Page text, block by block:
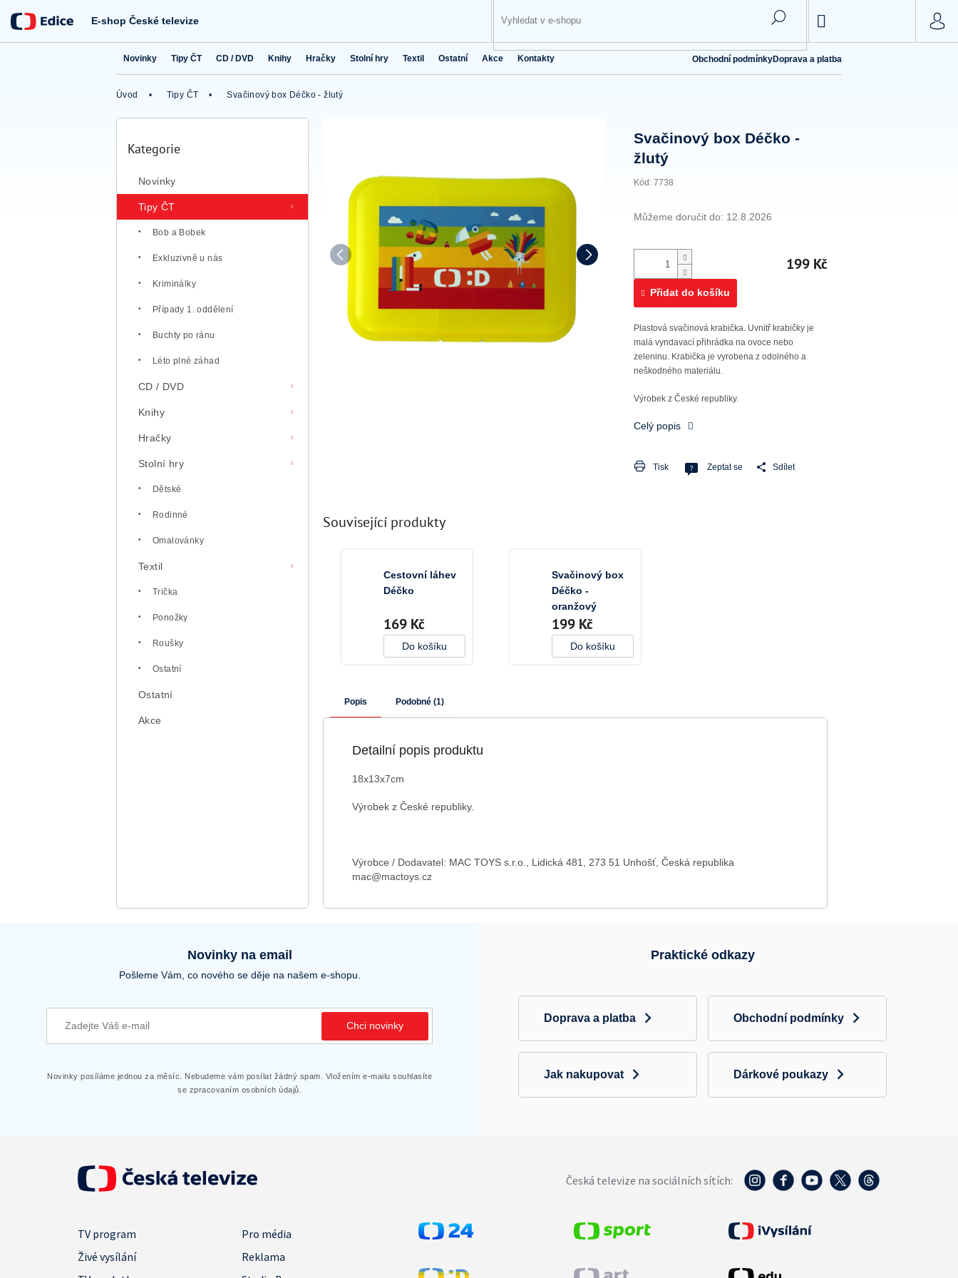
obsah
E-shop České televize
NÁKUPNÍ
KOŠÍK
Novinky Tipy ČT CD / DVD Knihy Hračky Stolní hry Textil Ostatní Akce Kontakty Obchodní podmínkyDoprava a platba
Úvod Tipy ČT Svačinový box Déčko - žlutý
P
n
Přeskočit
Kategorie
Novinky
Tipy ČT
Bob a Bobek
Exkluzivně u nás
Kriminálky
Případy 1. oddělení
Buchty po ránu
Léto plné záhad
CD / DVD
Knihy
Hračky
Stolní hry
Dětské
Rodinné
Omalovánky
Textil
Trička
Ponožky
Roušky
Ostatní
Ostatní
Akce
Svačinový box Déčko -
žlutý
Kód: 7738
Můžeme doručit do: 12.8.2026
199 Kč
Přidat do košíku
Plastová svačinová krabička. Uvnitř krabičky je
malá vyndavací přihrádka na ovoce nebo
zeleninu. Krabička je vyrobena z odolného a
neškodného materiálu.
Výrobek z České republiky.
Celý popis
Tisk Zeptat se Sdílet
Související produkty
Cestovní láhev
Déčko
169 Kč
Do košíku
Svačinový box
Déčko -
oranžový
199 Kč
Do košíku
Popis Podobné (1)
Detailní popis produktu
18x13x7cm
Výrobek z České republiky.
Výrobce / Dodavatel: MAC TOYS s.r.o., Lidická 481, 273 51 Unhošť, Česká republika
mac@mactoys.cz
Novinky na email
Pošleme Vám, co nového se děje na našem e-shopu.
Chci novinky
Novinky posíláme jednou za měsíc. Nebudeme vám posílat žádný spam. Vložením e-mailu souhlasíte
se zpracovaním osobních údajů.
Praktické odkazy
Doprava a platba Obchodní podmínky
Jak nakupovat Dárkové poukazy
Česká televize na sociálních sítích:
TV program
Pro média
Živé vysílání
Reklama